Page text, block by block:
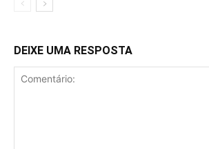
DEIXE UMA RESPOSTA